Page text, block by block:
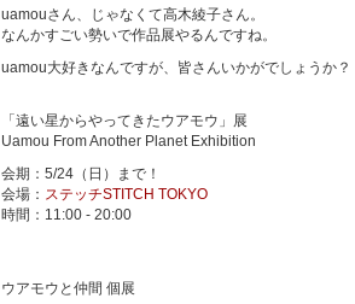
uamouさん、じゃなくて高木綾子さん。
なんかすごい勢いで作品展やるんですね。
uamou大好きなんですが、皆さんいかがでしょうか？
「遠い星からやってきたウアモウ」展
Uamou From Another Planet Exhibition
会期：5/24（日）まで！
会場： ステッチSTITCH TOKYO
時間：11:00 - 20:00
ウアモウと仲間 個展